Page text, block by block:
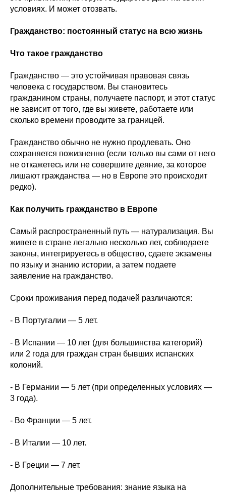
условиях. И может отозвать.
Гражданство: постоянный статус на всю жизнь
Что такое гражданство
Гражданство — это устойчивая правовая связь
человека с государством. Вы становитесь
гражданином страны, получаете паспорт, и этот статус
не зависит от того, где вы живете, работаете или
сколько времени проводите за границей.
Гражданство обычно не нужно продлевать. Оно
сохраняется пожизненно (если только вы сами от него
не откажетесь или не совершите деяние, за которое
лишают гражданства — но в Европе это происходит
редко).
Как получить гражданство в Европе
Самый распространенный путь — натурализация. Вы
живете в стране легально несколько лет, соблюдаете
законы, интегрируетесь в общество, сдаете экзамены
по языку и знанию истории, а затем подаете
заявление на гражданство.
Сроки проживания перед подачей различаются:
- В Португалии — 5 лет.
- В Испании — 10 лет (для большинства категорий)
или 2 года для граждан стран бывших испанских
колоний.
- В Германии — 5 лет (при определенных условиях —
3 года).
- Во Франции — 5 лет.
- В Италии — 10 лет.
- В Греции — 7 лет.
Дополнительные требования: знание языка на